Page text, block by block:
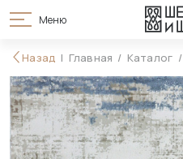
Меню
78 990 ₽ 91 990 ₽
Назад Главная Каталог